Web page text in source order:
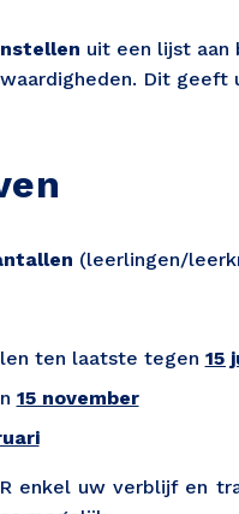
uit een lijst aan
Dit geeft
(leerlingen/
ten laatste tegen 15
15 november
enkel uw verblijf en